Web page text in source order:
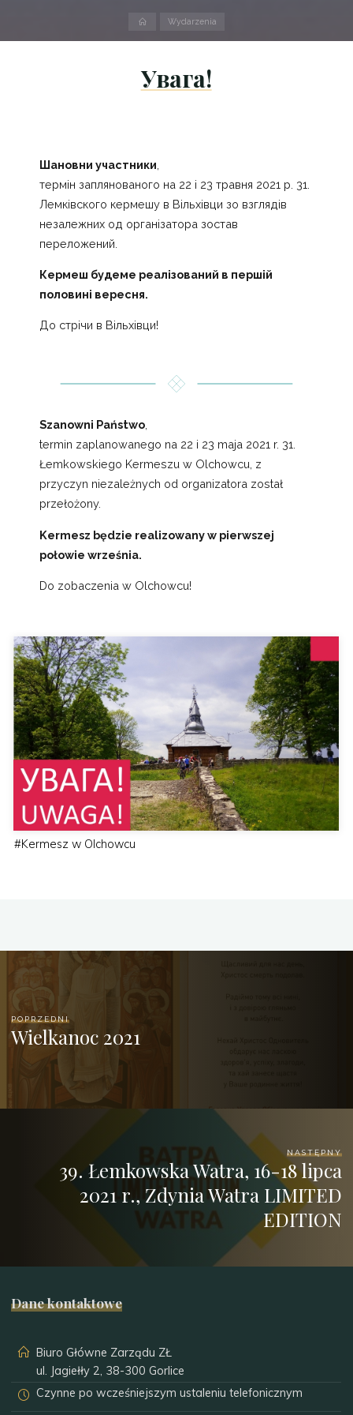
StronaWydarzenia
Увага!
Шановни участники
термін заплянованого на 22 i 23 травня 2021 р. 31.
Лемківского кермешу в Вільхівци зо взглядів
незалежних од організатора зостав
переложений.
Кермеш будеме реалізований в першій
половині вересня.
До стрічи в Вільхівци!
Szanowni Państwo
termin zaplanowanego na 22 i 23 maja 2021 r. 31.
Łemkowskiego Kermeszu w Olchowcu, z
przyczyn niezależnych od organizatora został
przełożony.
Kermesz będzie realizowany w pierwszej
połowie września.
Do zobaczenia w Olchowcu!
#Kermesz w Olchowcu
POPRZEDNI
Wielkanoc 2021
NASTĘPNY
39. Łemkowska Watra, 16-18 lipca
2021 r., Zdynia Watra LIMITED
EDITION
Dane kontaktowe
Biuro Główne Zarządu ZŁ
ul. Jagiełły 2, 38-300 Gorlice
Czynne po wcześniejszym ustaleniu telefonicznym